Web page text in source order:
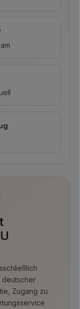
deutscher
Zugang zu